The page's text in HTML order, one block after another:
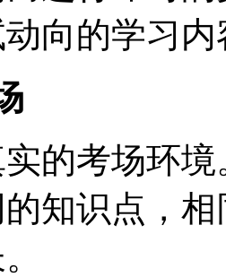
向的学习内
的考场环
知识点，